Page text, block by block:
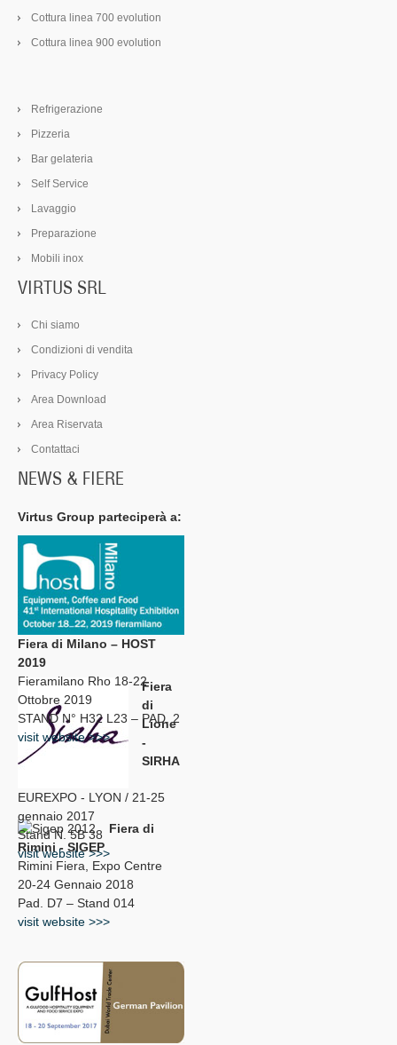
Cottura linea 700 evolution
Cottura linea 900 evolution
Refrigerazione
Pizzeria
Bar gelateria
Self Service
Lavaggio
Preparazione
Mobili inox
VIRTUS SRL
Chi siamo
Condizioni di vendita
Privacy Policy
Area Download
Area Riservata
Contattaci
NEWS & FIERE
Virtus Group parteciperà a:
Fiera di Milano – HOST
2019
Fieramilano Rho 18-22
Ottobre 2019
STAND N° H32 L23 – PAD. 2
visit website >>>
Fiera
di
Lione
-
SIRHA
EUREXPO - LYON / 21-25
gennaio 2017
Stand N. 5B 38
visit website >>>
Fiera di
Rimini - SIGEP
Rimini Fiera, Expo Centre
20-24 Gennaio 2018
Pad. D7 – Stand 014
visit website >>>